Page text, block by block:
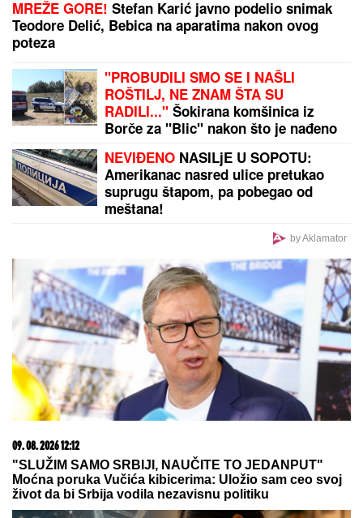
Sita Ahmić ga je predstavila kao nepriznatog sina
Asmina Durdžića, a sada je otkriven njegov identitet
i zapravo je reč o poznatoj osobi!
Naš sportista kupio
kuću od TRI MILIONA EVRA, a ne
živi u Srbiji: Ima privatan bazen i
fitnes salu
(VIDEO) PRAVILA HAOS U ELITI 9,
SAD POSTAJE PEVAČICASnimak
uzburkao mreže, silikoni u prvom
planu: O njenom skandalu sa 20
godina starijim brujao Balkan